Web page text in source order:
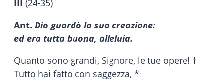
III (24-35)
Ant. Dio guardò la sua creazione:
ed era tutta buona, alleluia.
Quanto sono grandi, Signore, le tue opere! †
Tutto hai fatto con saggezza, *